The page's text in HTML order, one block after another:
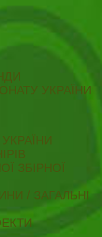
УКРАЇНИ
ЗБІРНОЇ
/ ЗАГАЛЬНІ